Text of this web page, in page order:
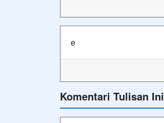
e
Komentari Tulisan Ini